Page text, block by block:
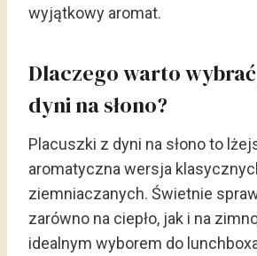
wyjątkowy aromat.
Dlaczego warto
dyni na słono?
Placuszki z dyni na słono to
aromatyczna wersja
ziemniaczanych. Świetnie
zarówno na ciepło, jak i na
idealnym wyborem do